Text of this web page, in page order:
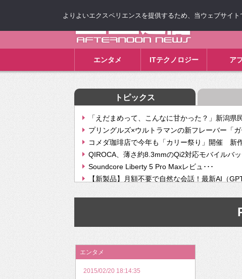
エンタメ ITテクノロジー ア
トピックス
「えだまめって、こんなに甘かった？」新潟県
プリングルズ×ウルトラマンの新フレーバー「
コメダ珈琲店で今年も「カリー祭り」開催 新
QIROCA、薄さ約8.3mmのQi2対応モバイルバッ
Soundcore Liberty 5 Pro Maxレビュ･･･
【新製品】月額不要で自然な会話！最新AI（
【次世代の没入感と生産性】VITURE Luma Ultra
挫折率8割の壁をAIで突破。ジャストシステム、
2026年のバレンタインは「自分で作って、想い
エンタメ
2015/02/20 18:14:35
よりよいエクスペリエンスを提供するため、当ウェブサイ